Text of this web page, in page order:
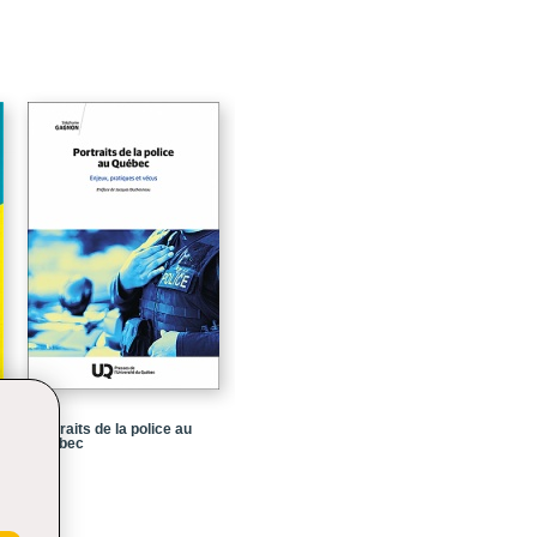
95
148
151
153
155
Portraits de la police au
Québec